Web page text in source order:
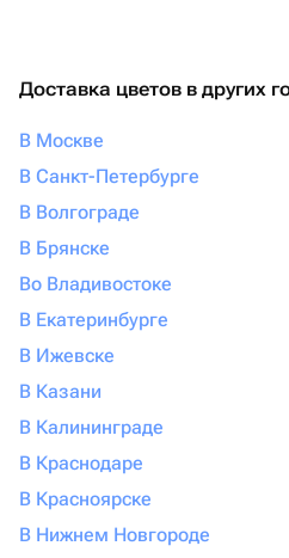
Доставка цветов в других
В Москве
В Санкт-Петербурге
В Волгограде
В Брянске
Во Владивостоке
В Екатеринбурге
В Ижевске
В Казани
В Калининграде
В Краснодаре
В Красноярске
В Нижнем Новгороде